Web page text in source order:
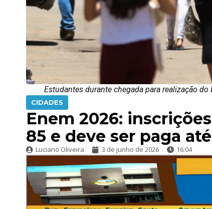
Estudantes durante chegada para realização
CIDADES
Enem 2026:
85 e deve ser paga
Luciano Oliveira 3 de junho de 2026 16:04